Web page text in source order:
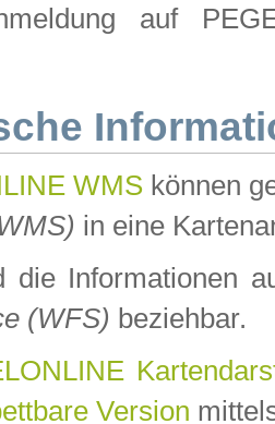
auf
WMS können
in eine
die Informationen
(WFS) beziehbar.
Version